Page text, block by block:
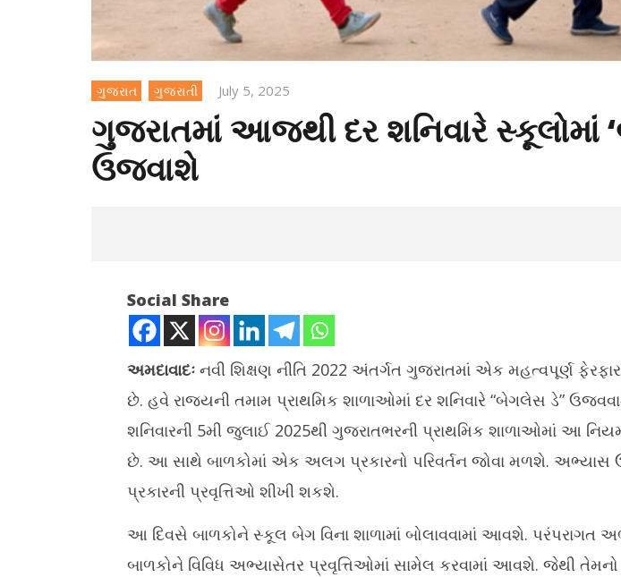
ગુજરાત ગુજરાતી July 5, 2025
ગુજરાતમાં આજથી દર શનિવારે સ્કૂલોમાં
ઉજવાશે
NOW VIEWING
ગુજરાતમાં આજથી દર શનિવારે સ્કૂલોમાં
‘બેગલેસ ડે’ ઉજવાશે
July
2025
વ્રત-તહેવાર કે ખાસ પ્રસંગે ઘરે બનાવો
સફરજનની ખીર, જાણો રેસીપી
2025
ગીર
રિસોર્ટ,
5,
Social Share
અમદાવાદઃનવી શિક્ષણ નીતિ 2022 અંતર્ગત ગુજરાતમાં એક મહત્વપૂર્ણ
છે. હવે રાજ્યની તમામ પ્રાથમિક શાળાઓમાં દર શનિવારે “બેગલેસ ડે”
શનિવારની 5મી જુલાઈ 2025થી ગુજરાતભરની પ્રાથમિક શાળાઓમાં આ
છે. આ સાથે બાળકોમાં એક અલગ પ્રકારનો પરિવર્તન જોવા મળશે. અભ્યાસ
પ્રકારની પ્રવૃત્તિઓ શીખી શકશે.
આ દિવસે બાળકોને સ્કૂલ બેગ વિના શાળામાં બોલાવવામાં આવશે. પરંપરાગત
બાળકોને વિવિધ અભ્યાસેતર પ્રવૃત્તિઓમાં સામેલ કરવામાં આવશે. જેથી તેમનો